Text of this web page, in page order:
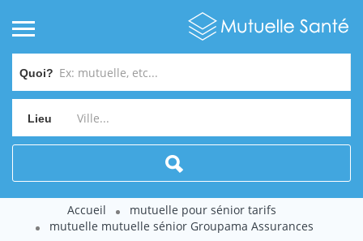
Quoi?
Lieu
Accueil
mutuelle pour sénior tarifs
mutuelle mutuelle sénior Groupama Assurances